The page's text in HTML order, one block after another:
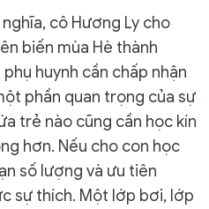
cô Hương Ly cho
biến mùa Hè thành
phụ huynh cần chấp nhận
phần quan trọng của sự
trẻ nào cũng cần học kín
hơn. Nếu cho con học
số lượng và ưu tiên
sự thích. Một lớp bơi, lớp